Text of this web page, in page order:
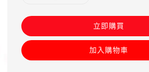
立即購買
加入購物車